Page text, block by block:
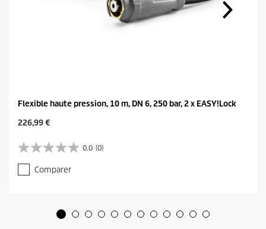
Flexible haute pression, 10 m, DN 6, 250 bar, 2 x EASY!Lock
C
r
e
n
226,99 €
0.0 (0)
0
.
0
Comparer